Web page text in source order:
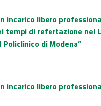
libero
di refertazione nel
di Modena”
libero